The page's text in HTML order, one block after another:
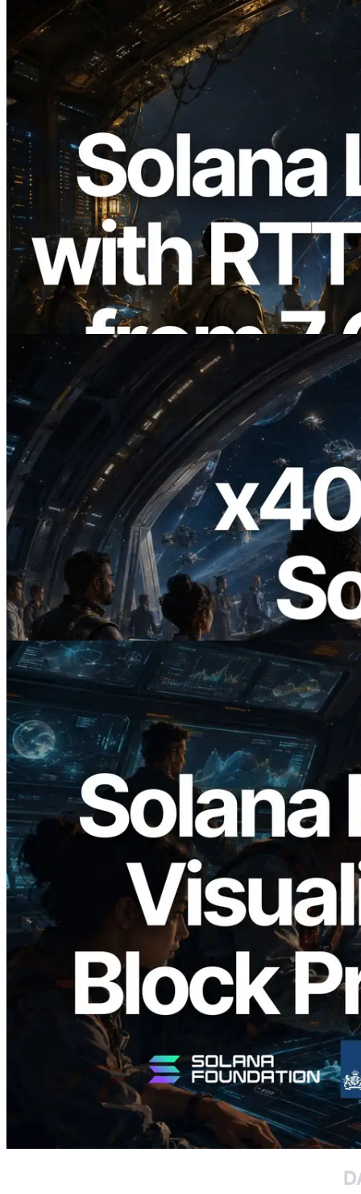
2026.08.05
ERPC 擴展 Solana Leader Slot API：新
增全球 7 個區域的 Ping 測量 —
Validators Information API 同步上線
2026.07.04
ERPC 發布支援 x402 支付的 Solana RPC
— AI Agent 按需為 API 付款的時代開啟
閱讀此文章
2026.05.24
Validators Solutions 釋出 Solana Block
Analyzer — 以 slot 為單位視覺化區塊生
成時間與負責驗證者